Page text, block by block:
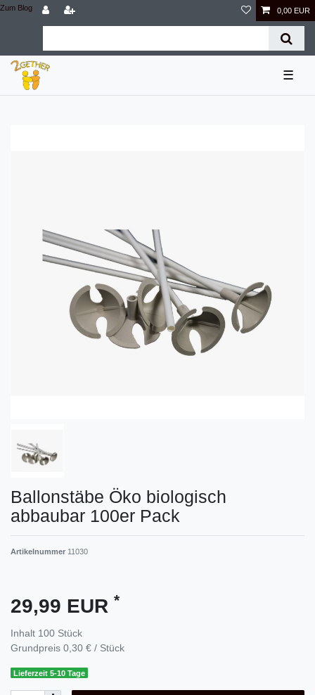
Zum Blog 0,00 EUR
☰
Ballonstäbe Öko biologisch
abbaubar 100er Pack
Artikelnummer 11030
29,99 EUR *
Inhalt 100 Stück
Grundpreis 0,30 € / Stück
Lieferzeit 5-10 Tage